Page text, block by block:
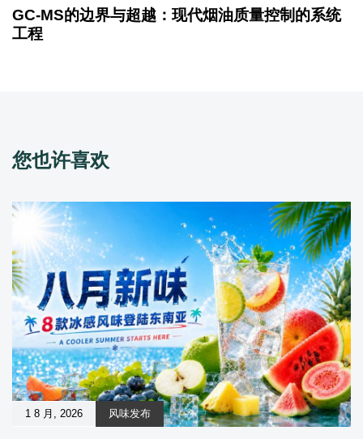
GC-MS的边界与超越：现代烟油质量控制的系统
工程
您也许喜欢
1 8 月, 2026 风味发布